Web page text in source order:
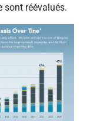
réévalués.